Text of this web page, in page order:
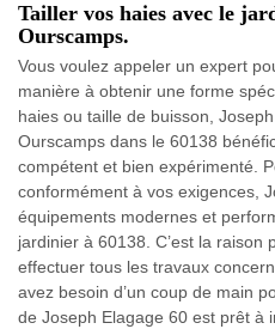
Tailler vos haies avec le
Ourscamps.
Vous voulez appeler un expert
manière à obtenir une forme
haies ou taille de buisson,
Ourscamps dans le 60138
compétent et bien expérimenté.
conformément à vos exigences,
équipements modernes et
jardinier à 60138. C’est la
effectuer tous les travaux
avez besoin d’un coup de main
de Joseph Elagage 60 est prêt à